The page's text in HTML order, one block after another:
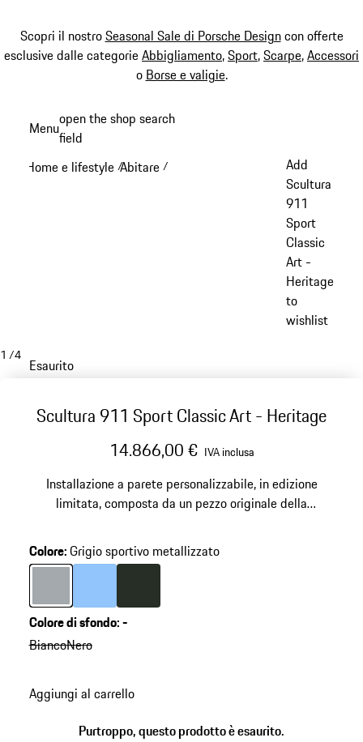
Scopri il nostroSeasonal Sale di Porsche Designcon offerte
esclusive dalle categorieAbbigliamento,Sport,Scarpe,Accessori
o Borse e valigie.
principale
Menuopen the shop search
field
Home e lifestyle /Abitare /
Add
Scultura
911
Sport
Classic
Art -
Heritage
to
wishlist
1 /4
Esaurito
Scultura 911 Sport Classic Art - Heritage
14.866,00 € IVA inclusa
Installazione a parete personalizzabile, in edizione
limitata, composta da un pezzo originale della
ordinazione. La consegna può richiedere fino a 20
settimane.
Colore:Grigio sportivo metallizzato
ColoreGrigio sportivo metallizzato
Colore Blu Meissen
Colore Oak Green metallizzato
Colore di sfondo:-
BiancoNero
Aggiungi al carrello
Purtroppo, questo prodotto è esaurito.